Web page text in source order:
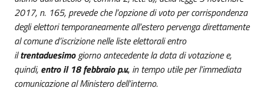
2017, n. 165, prevede che l’opzione di voto per corrispondenza
degli elettori temporaneamente all’estero pervenga direttamente
al comune d’iscrizione nelle liste elettorali entro
iltrentaduesimogiorno antecedente la data di votazione e,
quindi, entro il 18 febbraio p.v., in tempo utile per l’immediata
comunicazione al Ministero dell’interno.